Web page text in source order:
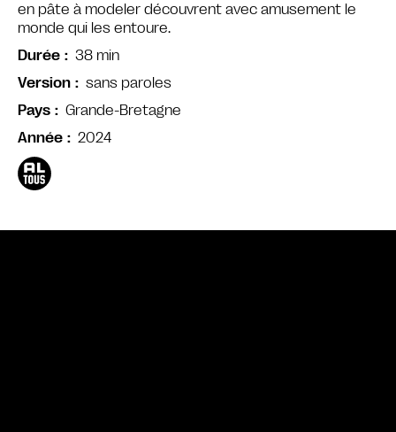
en pâte à modeler découvrent avec amusement le
monde qui les entoure.
Durée
38 min
Version
sans paroles
Pays
Grande-Bretagne
Année
2024